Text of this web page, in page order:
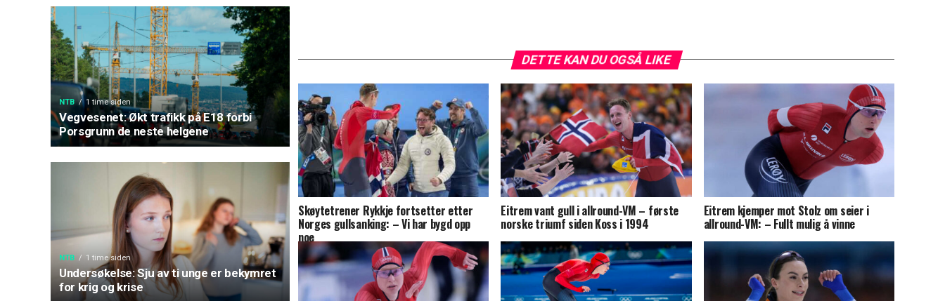
NTB 1 time siden
Vegvesenet: Økt trafikk på E18 forbi
Porsgrunn de neste helgene
NTB 1 time siden
Undersøkelse: Sju av ti unge er bekymret
for krig og krise
DETTE KAN DU OGSÅ LIKE
Skøytetrener Rykkje fortsetter etter
Norges gullsanking: – Vi har bygd opp
noe
Eitrem vant gull i allround-VM – første
norske triumf siden Koss i 1994
Eitrem kjemper mot Stolz om seier i
allround-VM: – Fullt mulig å vinne